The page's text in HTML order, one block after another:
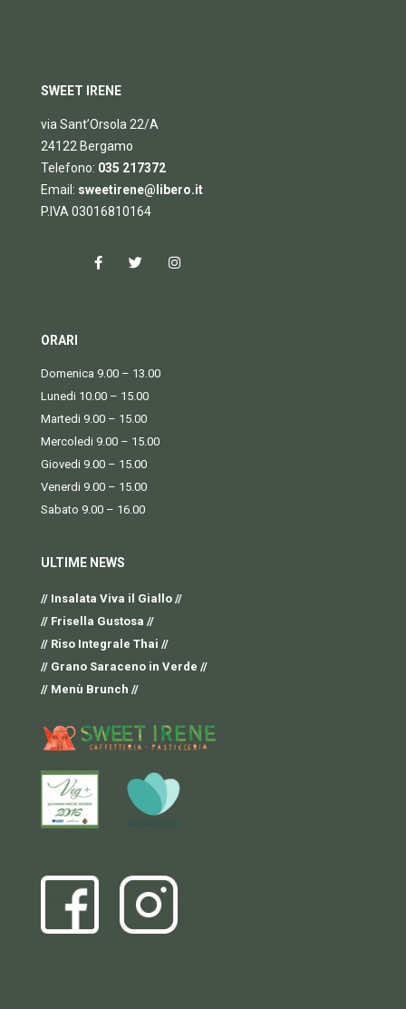
SWEET IRENE
via Sant’Orsola 22/A
24122 Bergamo
Telefono: 035 217372
Email: sweetirene@libero.it
P.IVA 03016810164
ORARI
Domenica 9.00 – 13.00
Lunedi 10.00 – 15.00
Martedi 9.00 – 15.00
Mercoledi 9.00 – 15.00
Giovedi 9.00 – 15.00
Venerdi 9.00 – 15.00
Sabato 9.00 – 16.00
ULTIME NEWS
// Insalata Viva il Giallo //
// Frisella Gustosa //
// Riso Integrale Thai //
// Grano Saraceno in Verde //
// Menù Brunch //